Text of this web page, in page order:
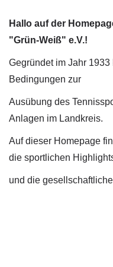
Hallo auf der
"Grün-Weiß" e.V.!
Gegründet im Jahr
Bedingungen zur
Ausübung des
Anlagen im Landkreis.
Auf dieser Homepage
die sportlichen
und die